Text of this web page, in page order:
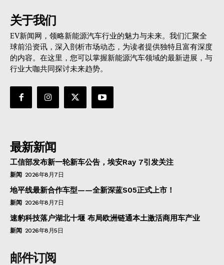
关于我们
EV新闻网，领略新能源汽车行业的魅力与未来。我们汇聚全
球前沿资讯，深入剖析市场动态，为读者提供独特且富有深度
的内容。在这里，您可以掌握新能源汽车领域的最新进展，与
行业大咖共同探讨未来趋势。
最新新闻
工信部发布新一轮新车公告，埃安Ray 7引发关注
新闻 2026年8月7日
地平线最新合作车型——全新深蓝S05正式上市！
新闻 2026年8月7日
速豹科技落户湖北十堰 布局欧洲链通本土激活商用车产业
新闻 2026年8月5日
邮件订阅